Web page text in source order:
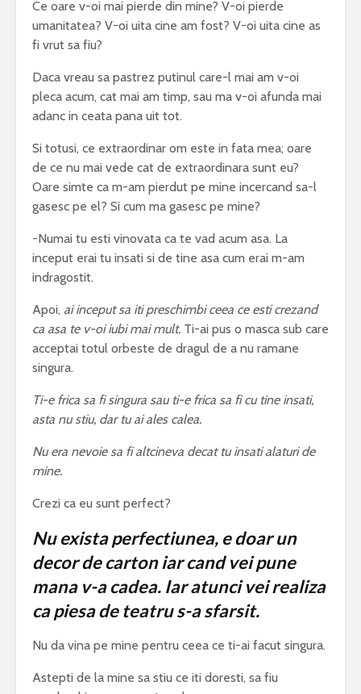
Ce oare v-oi mai pierde din mine? V-oi pierde
umanitatea? V-oi uita cine am fost? V-oi uita cine as
fi vrut sa fiu?
Daca vreau sa pastrez putinul care-l mai am v-oi
pleca acum, cat mai am timp, sau ma v-oi afunda mai
adanc in ceata pana uit tot.
Si totusi, ce extraordinar om este in fata mea; oare
de ce nu mai vede cat de extraordinara sunt eu?
Oare simte ca m-am pierdut pe mine incercand sa-l
gasesc pe el? Si cum ma gasesc pe mine?
-Numai tu esti vinovata ca te vad acum asa. La
inceput erai tu insati si de tine asa cum erai m-am
indragostit.
Apoi, ai inceput sa iti preschimbi ceea ce esti crezand
ca asa te v-oi iubi mai mult. Ti-ai pus o masca sub care
acceptai totul orbeste de dragul de a nu ramane
singura.
Ti-e frica sa fi singura sau ti-e frica sa fi cu tine insati,
asta nu stiu, dar tu ai ales calea.
Nu era nevoie sa fi altcineva decat tu insati alaturi de
mine.
Crezi ca eu sunt perfect?
Nu exista perfectiunea, e doar un
decor de carton iar cand vei pune
mana v-a cadea. Iar atunci vei realiza
ca piesa de teatru s-a sfarsit.
Nu da vina pe mine pentru ceea ce ti-ai facut singura.
Astepti de la mine sa stiu ce iti doresti, sa fiu